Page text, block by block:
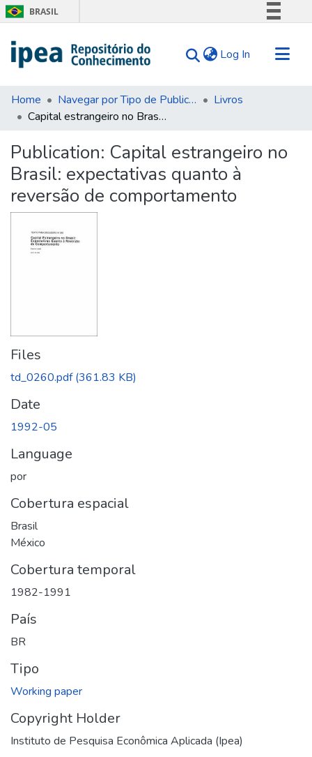
BRASIL
Comunica BR
Acesso à informação
Log In (current)
Communities & Collections
Search for
Statistics
Tips
Home Navegar por Tipo de Publicação
Livros
Capital estrangeiro no Brasil: expectativas quanto à reversão de comportamento
Publication: Capital estrangeiro no
Brasil: expectativas quanto à
reversão de comportamento
Files
td_0260.pdf(361.83 KB)
Date
1992-05
Language
por
Cobertura espacial
Brasil
México
Cobertura temporal
1982-1991
País
BR
Tipo
Working paper
Copyright Holder
Instituto de Pesquisa Econômica Aplicada (Ipea)